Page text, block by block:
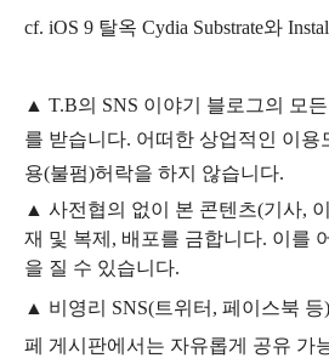
cf. iOS 9 탈옥 Cydia Substrate와
▲ T.B의 SNS 이야기 블 로그의 모
를 받습니다. 어떠한 상업적인 이용
용(불펌)허락을 하지 않습니다.
▲ 사전협의 없이 본 콘텐츠(기사,
재 및 복제, 배포를 금합니다. 이를
을 질 수 있습니다.
▲ 비영리 SNS(트위터, 페이스북
페 게시판에서는 자유롭게 공유 가